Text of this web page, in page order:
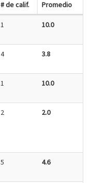
# de calif. Promedio
1 10.0
4 3.8
1 10.0
2 2.0
5 4.6